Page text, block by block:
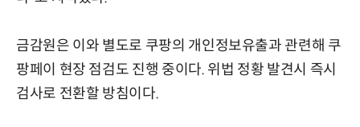
금감원은 이와 별도로 쿠팡의 개인정보유출과 관련해 쿠
팡페이 현장 점검도 진행 중이다. 위법 정황 발견시 즉시
검사로 전환할 방침이다.